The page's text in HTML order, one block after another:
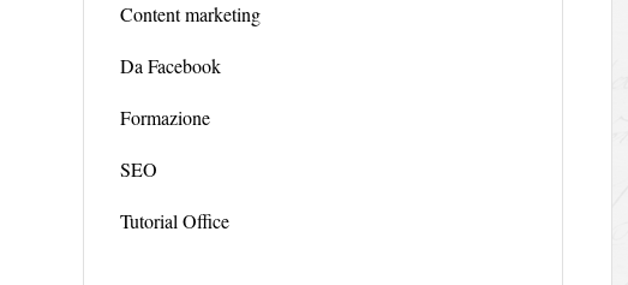
Content marketing
Da Facebook
Formazione
SEO
Tutorial Office